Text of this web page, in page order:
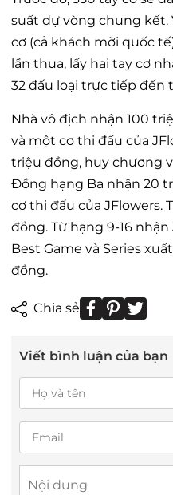
suất dự vòng chung kết.
cơ (cả khách mời quốc
lần thua, lấy hai tay cơ
32 đấu loại trực tiếp đến
Nhà vô địch nhận 100
và một cơ thi đấu của
triệu đồng, huy chương
Đồng hạng Ba nhận 20
cơ thi đấu của JFlowers.
đồng. Từ hạng 9-16
Best Game và Series
đồng.
Chia sẻ
Viết bình luận của bạn